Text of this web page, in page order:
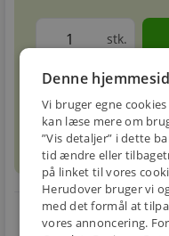
stk.
sell Prismatch info
Denne
Vi bruger egne
kan læse mere om
”Vis detaljer” i dette
tid ændre eller
på linket til vores
Herudover bruger vi
med det formål at
vores annoncering.